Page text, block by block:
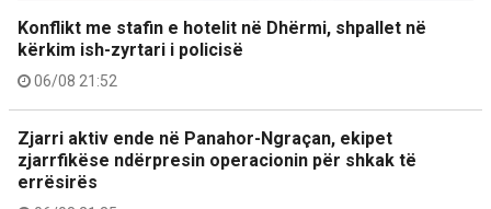
Konflikt me stafin e hotelit në Dhërmi, shpallet në
kërkim ish-zyrtari i policisë
06/08 21:52
Zjarri aktiv ende në Panahor-Ngraçan, ekipet
zjarrfikëse ndërpresin operacionin për shkak të
errësirës